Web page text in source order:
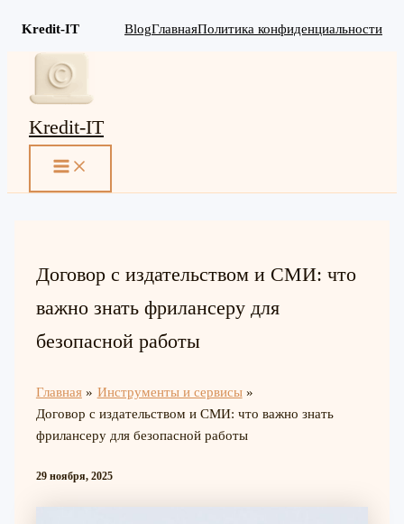
Kredit-IT BlogГлавнаяПолитика конфиденциальности
Перейти
содержимому
Kredit-IT
MAIN
Договор с издательством и СМИ: что
важно знать фрилансеру для
безопасной работы
Главная
Инструменты и сервисы
Договор с издательством и СМИ: что важно знать
фрилансеру для безопасной работы
29 ноября, 2025